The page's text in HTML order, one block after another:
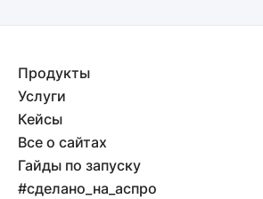
Продукты
Услуги
Кейсы
Все о сайтах
Гайды по запуску
#сделано_на_аспро